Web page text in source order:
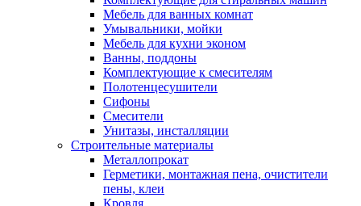
Мебель для ванных комнат
Умывальники, мойки
Мебель для кухни эконом
Ванны, поддоны
Комплектующие к смесителям
Полотенцесушители
Сифоны
Смесители
Унитазы, инсталляции
Строительные материалы
Металлопрокат
Герметики, монтажная пена, очистители
пены, клеи
Кровля